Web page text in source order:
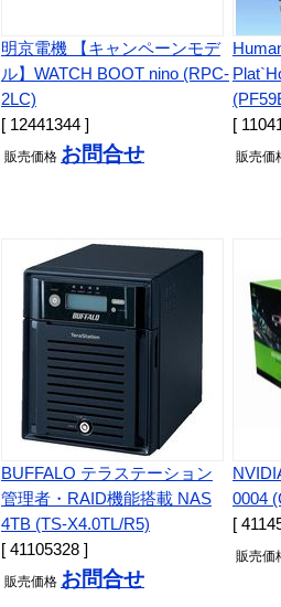
明京電機 【キャンペーンモデ
ル】WATCH BOOT nino (RPC-
2LC)
[ 12441344 ]
販売価格 お問合せ
[
販売価
BUFFALO テラステーション
管理者・RAID機能搭載 NAS
4TB (TS-X4.0TL/R5)
[ 41105328 ]
販売価格 お問合せ
0004
[
販売価